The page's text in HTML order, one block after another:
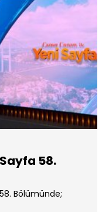
58.
Bölümünde;